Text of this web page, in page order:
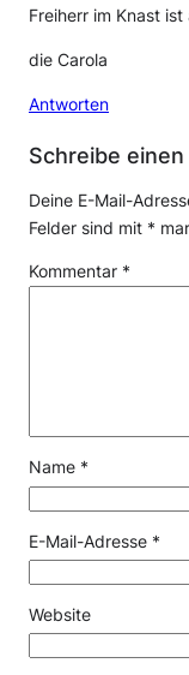
Freiherr im Knast
die Carola
Antworten
Schreibe
Deine E-Mail-
Felder sind mit *
Kommentar *
Name *
E-Mail-Adresse *
Website